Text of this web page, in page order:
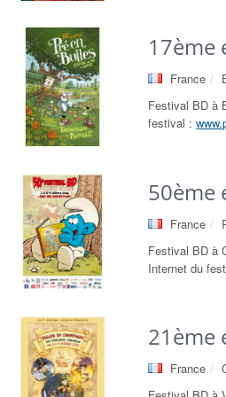
17ème
France
Festival BD à
festival :
50ème
France
Festival BD à
Internet du
21ème
France